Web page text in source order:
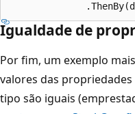
Igualdade de
Por fim, um exemplo
valores das
tipo são iguais